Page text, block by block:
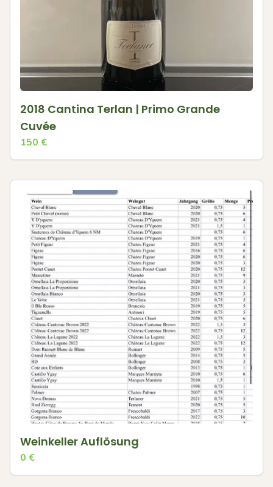
2018 Cantina Terlan | Primo Grande
Cuvée
150 €
Weinkeller Auflösung
0 €